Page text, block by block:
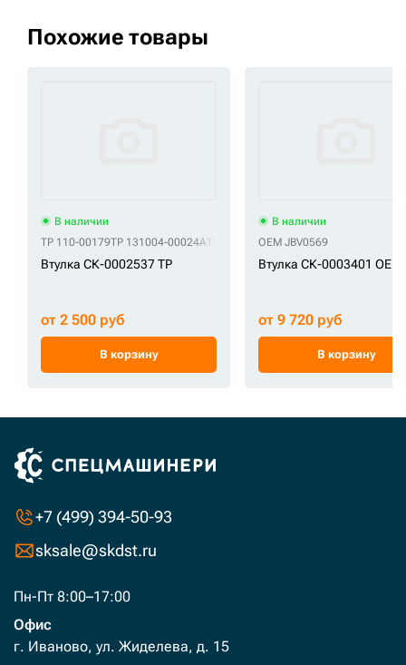
Похожие товары
В наличии
TP 110-00179TP 131004-00024A TP 2110-1318A TP K1000734
Втулка СК-0002537 TP
от 2 500 руб
В корзину
В наличии
OEM JBV0569
Втулка СК-0003401 OEM
от 9 720 руб
В корзину
+7 (499) 394-50-93
sksale@skdst.ru
Пн-Пт 8:00–17:00
Офис
г. Иваново, ул. Жиделева, д. 15